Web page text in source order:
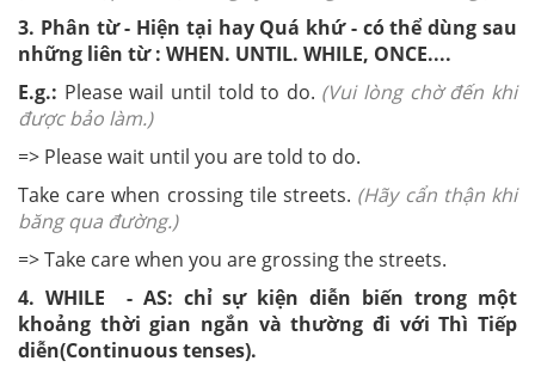
3. Phân từ - Hiện tại hay Quá khứ - có thể dùng sau
những liên từ : WHEN. UNTIL. WHILE, ONCE....
E.g.: Please wail until told to do. (Vui lòng chờ đến khi
được bảo làm.)
=> Please wait until you are told to do.
Take care when crossing tile streets. (Hãy cẩn thận khi
băng qua đường.)
=> Take care when you are grossing the streets.
4. WHILE - AS: chỉ sự kiện diễn biến trong một
khoảng thời gian ngắn và thường đi với Thì Tiếp
diễn(Continuous tenses).